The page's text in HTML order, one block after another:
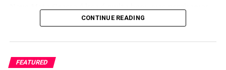
de Sapezal.
concluir o BRT e o Portão do Inferno em Chapada dos
precisa avançar’”, acrescentou Max detalhando a
conversa com o governador.
CONTINUE READING
FEATURED